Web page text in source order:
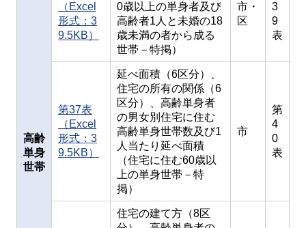
高齢
単身
世帯
（Excel
形式：3
9.5KB）
0歳以上の単身者及び
高齢者1人と未婚の18
歳未満の者から成る
世帯－特掲）
市・
区
3
9
表
第37表
（Excel
形式：3
9.5KB）
延べ面積（6区分）、
住宅の所有の関係（6
区分）、高齢単身者
の男女別住宅に住む
高齢単身世帯数及び1
人当たり延べ面積
（住宅に住む60歳以
上の単身世帯－特
掲）
市
第
4
0
表
住宅の建て方（8区